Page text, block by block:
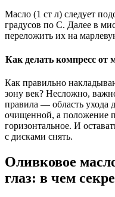
Масло (1 ст л) следует
градусов по С. Далее в
переложить их на
Как делать компресс от
Как правильно
зону век? Несложно,
правила — область ухода
очищенной, а положение
горизонтальное. И
с дисками снять.
Оливковое
глаз: в чем